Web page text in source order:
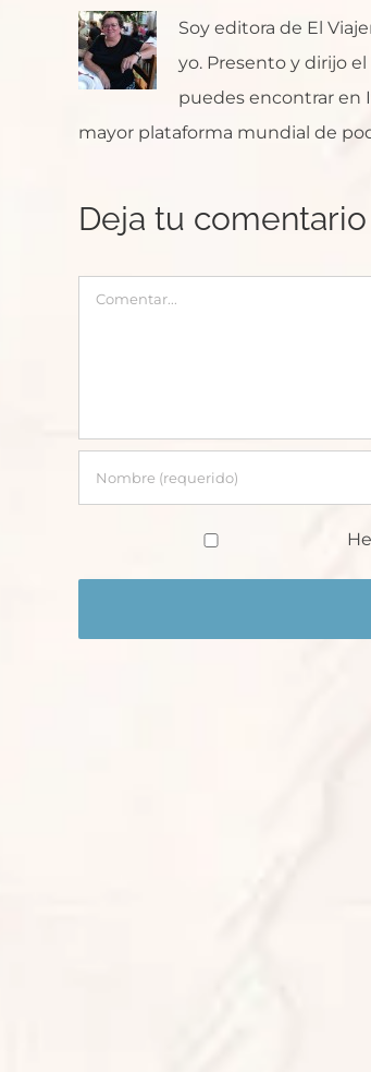
Soy editora de El
yo. Presento y dirijo
puedes encontrar en
mayor plataforma mundial de
Deja tu comentario
Comentar